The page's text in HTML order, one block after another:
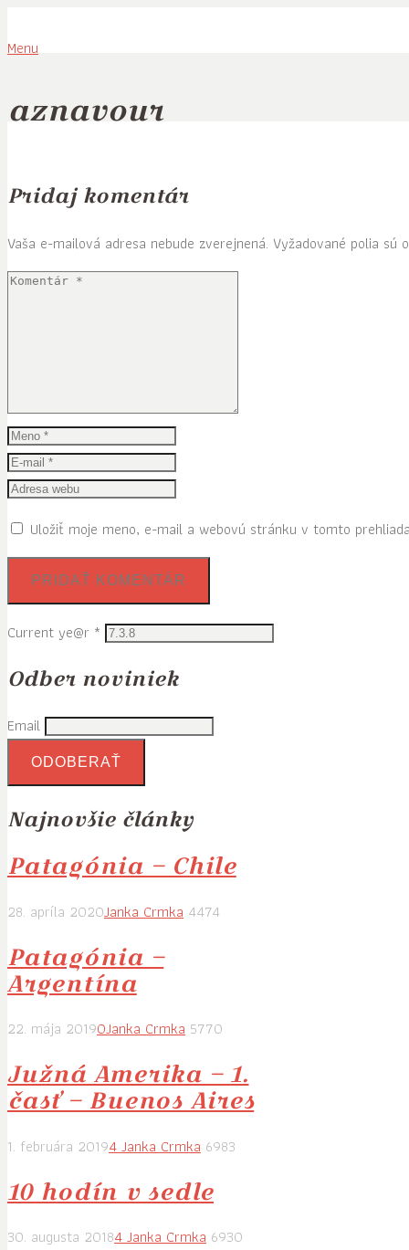
Menu
aznavour
Pridaj komentár
Vaša e-mailová adresa nebude zverejnená. Vyžadované polia sú
Uložiť moje meno, e-mail a webovú stránku v tomto
Current ye@r *
Odber noviniek
Email
Najnovšie články
Patagónia – Chile
28. apríla 2020Janka Crmka 4474
Patagónia –
Argentína
22. mája 20190Janka Crmka 5770
Južná Amerika – 1.
časť – Buenos Aires
1. februára 20194 Janka Crmka 6983
10 hodín v sedle
30. augusta 20184Janka Crmka 6930